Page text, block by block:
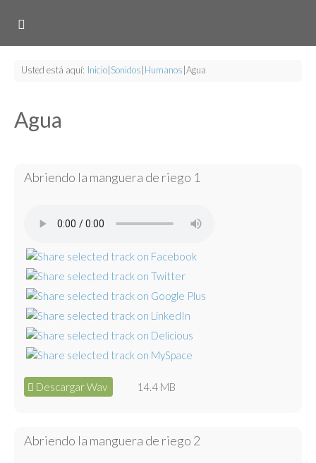
Usted está aquí: Inicio Sonidos Humanos Agua
Agua
Abriendo la manguera de riego 1
Descargar Wav 14.4 MB
Abriendo la manguera de riego 2